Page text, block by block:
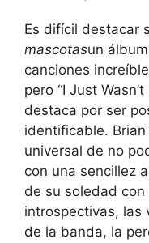
Es difícil destacar
mascotasun
canciones
pero “I Just
destaca por ser
identificable.
universal de no
con una sencillez
de su soledad
introspectivas, las
de la banda, la